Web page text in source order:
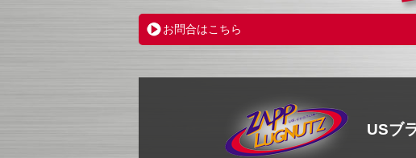
お問合はこちら
USブ